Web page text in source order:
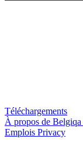
Téléchargements
À propos de Belgiqa
Emplois Privacy